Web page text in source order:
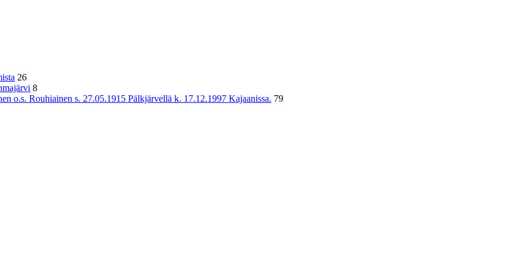
26
8
o.s. Rouhiainen s. 27.05.1915 Pälkjärvellä k. 17.12.1997 Kajaanissa. 79